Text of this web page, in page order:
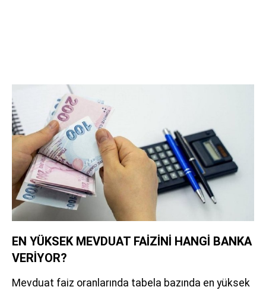
EN YÜKSEK MEVDUAT FAİZİNİ HANGİ BANKA
VERİYOR?
Mevduat faiz oranlarında tabela bazında en yüksek